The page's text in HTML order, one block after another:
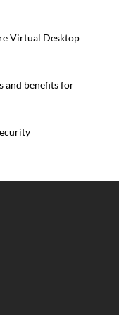
Virtual Desktop
and benefits for